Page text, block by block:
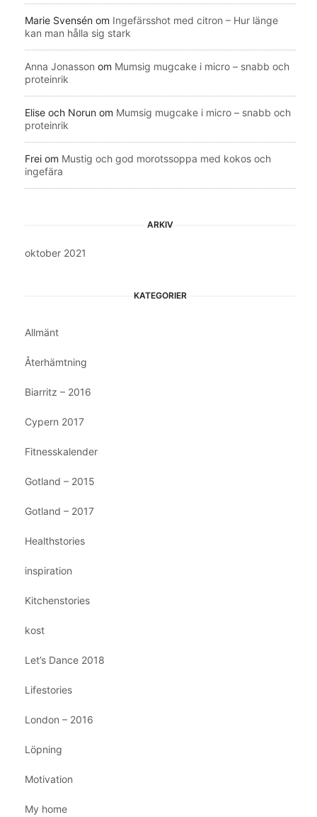
Marie Svensén om Ingefärsshot med citron – Hur länge
kan man hålla sig stark
Anna Jonasson om Mumsig mugcake i micro – snabb och
proteinrik
Elise och Norun om Mumsig mugcake i micro – snabb och
proteinrik
Frei om Mustig och god morotssoppa med kokos och
ingefära
ARKIV
oktober 2021
KATEGORIER
Allmänt
Återhämtning
Biarritz – 2016
Cypern 2017
Fitnesskalender
Gotland – 2015
Gotland – 2017
Healthstories
inspiration
Kitchenstories
kost
Let’s Dance 2018
Lifestories
London – 2016
Löpning
Motivation
My home